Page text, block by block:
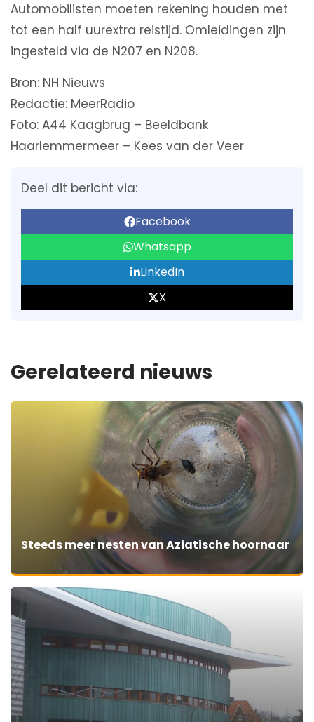
Automobilisten moeten rekening houden met
tot een half uurextra reistijd. Omleidingen zijn
ingesteld via de N207 en N208.
Bron: NH Nieuws
Redactie: MeerRadio
Foto: A44 Kaagbrug – Beeldbank
Haarlemmermeer – Kees van der Veer
Deel dit bericht via:
Facebook
Whatsapp
LinkedIn
X
Gerelateerd nieuws
Steeds meer nesten van Aziatische hoornaar